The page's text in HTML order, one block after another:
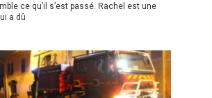
ce qu’il s’est passé. Rachel est une
a dû